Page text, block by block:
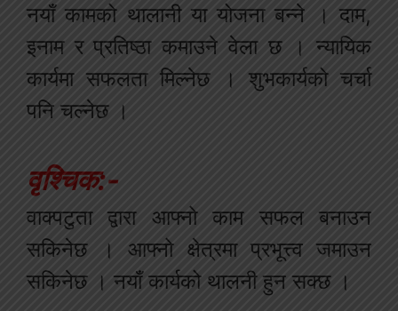
नयाँ कामको थालानी या योजना बन्ने । दाम,
इनाम र प्रतिष्ठा कमाउने वेला छ । न्यायिक
कार्यमा सफलता मिल्नेछ । शुभकार्यको चर्चा
पनि चल्नेछ ।
वृश्चिक:-
वाक्पटुता द्वारा आफ्नो काम सफल बनाउन
सकिनेछ । आफ्नो क्षेत्रमा प्रभूत्त्व जमाउन
सकिनेछ । नयाँ कार्यको थालनी हुन सक्छ ।